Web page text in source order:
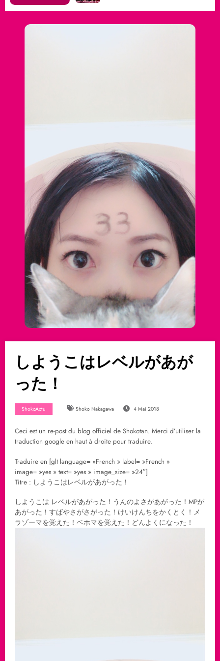
しようこはレベルがあが
った！
ShokoActu Shoko Nakagawa 4 Mai 2018
Ceci est un re-post du blog officiel de Shokotan. Merci d’utiliser la
traduction google en haut à droite pour traduire.
Traduire en [glt language= »French » label= »French »
image= »yes » text= »yes » image_size= »24″]
Titre : しようこはレベルがあがった！
しようこは レベルがあがった！うんのよさがあがった！MPが
あがった！すばやさがさがった！けいけんちをかくとく！メ
ラゾーマを覚えた！ベホマを覚えた！どんよくになった！